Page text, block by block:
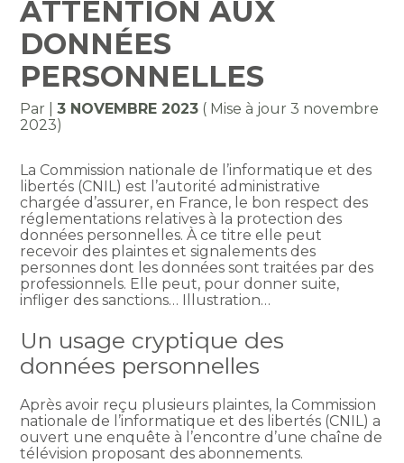
ATTENTION AUX
DONNÉES
PERSONNELLES
Par |3 NOVEMBRE 2023 ( Mise à jour 3 novembre
2023)
La Commission nationale de l’informatique et des
libertés (CNIL) est l’autorité administrative
chargée d’assurer, en France, le bon respect des
réglementations relatives à la protection des
données personnelles. À ce titre elle peut
recevoir des plaintes et signalements des
personnes dont les données sont traitées par des
professionnels. Elle peut, pour donner suite,
infliger des sanctions… Illustration…
Un usage cryptique des
données personnelles
Après avoir reçu plusieurs plaintes, la Commission
nationale de l’informatique et des libertés (CNIL) a
ouvert une enquête à l’encontre d’une chaîne de
télévision proposant des abonnements.